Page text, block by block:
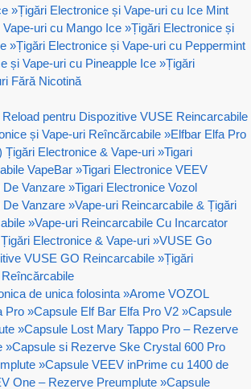
»Țigări Electronice și Vape-uri cu Ice Mint
uri cu Mango Ice »Țigări Electronice și
»Țigări Electronice și Vape-uri cu Peppermint
și Vape-uri cu Pineapple Ice »Țigări
Fără Nicotină
pentru Dispozitive VUSE Reincarcabile
și Vape-uri Reîncărcabile »Elfbar Elfa Pro
Țigări Electronice & Vape-uri »Tigari
VapeBar »Tigari Electronice VEEV
De Vanzare »Tigari Electronice Vozol
De Vanzare »Vape-uri Reincarcabile & Țigări
»Vape-uri Reincarcabile Cu Incarcator
Electronice & Vape-uri »VUSE Go
VUSE GO Reincarcabile »Țigări
de unica folosinta »Arome VOZOL
Pro »Capsule Elf Bar Elfa Pro V2 »Capsule
»Capsule Lost Mary Tappo Pro – Rezerve
»Capsule si Rezerve Ske Crystal 600 Pro
»Capsule VEEV inPrime cu 1400 de
One – Rezerve Preumplute »Capsule